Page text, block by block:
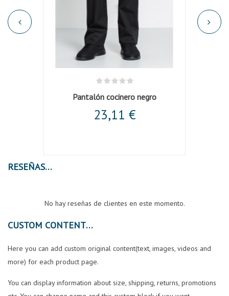
Pantalón cocinero negro
23,11 €
RESEÑAS
No hay reseñas de clientes en este momento.
CUSTOM CONTENT
Here you can add custom original content(text, images, videos and
more) for each product page.
You can display information about size, shipping, returns, promotions